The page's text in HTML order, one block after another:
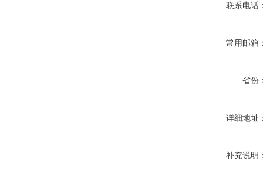
联系电话
常用邮箱
省份
详细地址
补充说明